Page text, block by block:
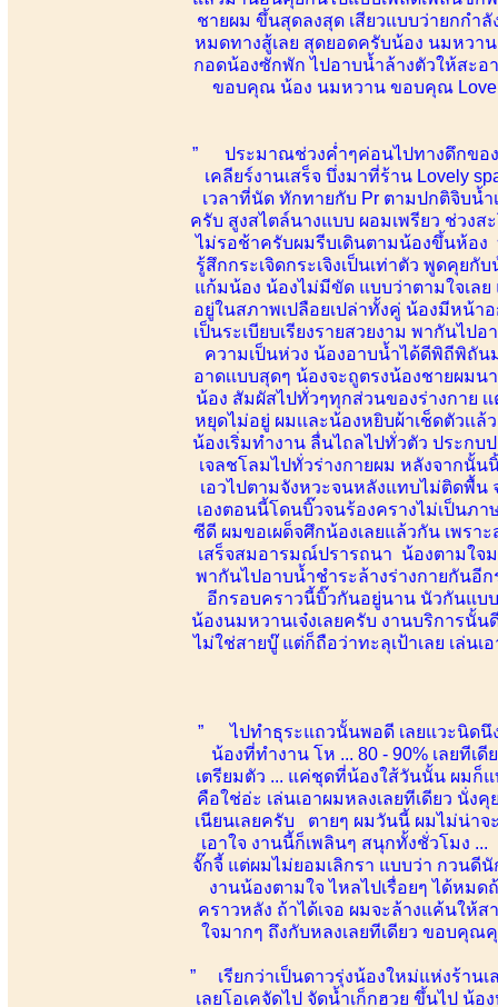
ชายผม ขึ้นสุดลงสุด เสียวแบบว่ายกกำ
หมดทางสู้เลย สุดยอดครับน้อง นมหวา
กอดน้องซักพัก ไปอาบน้ำล้างตัวให้สะ
ขอบคุณ น้อง นมหวาน ขอบคุณ
” ประมาณช่วงค่ำๆค่อนไปทางดึกของ
เคลียร์งานเสร็จ บึ่งมาที่ร้าน Lovely
เวลาที่นัด ทักทายกับ Pr ตามปกติจิบน้
ครับ สูงสไตล์นางแบบ ผอมเพรียว ช่วง
ไม่รอช้าครับผมรีบเดินตามน้องขึ้นห้อง
รู้สึกกระเจิดกระเจิงเป็นเท่าตัว พูดคุย
แก้มน้อง น้องไม่มีขัด แบบว่าตามใจเล
อยู่ในสภาพเปลือยเปล่าทั้งคู่ น้องมีหน้
เป็นระเบียบเรียงรายสวยงาม พากันไป
ความเป็นห่วง น้องอาบน้ำได้ดีพิถีพิถั
อาดเเบบสุดๆ น้องจะถูตรงน้องชายผมน
น้อง สัมผัสไปทั่วๆทุกส่วนของร่างกาย
หยุดไม่อยู่ ผมเเละน้องหยิบผ้าเช็ดตัวเเ
น้องเริ่มทำงาน ลื่นไถลไปทั่วตัว ประก
เจลชโลมไปทั่วร่างกายผม หลังจากนั้
เอวไปตามจังหวะจนหลังแทบไม่ติดพื้น
เองตอนนี้โดนบิ๊วจนร้องครางไม่เป็นภ
ซีดี ผมขอเผด็จศึกน้องเลยแล้วกัน เพรา
เสร็จสมอารมณ์ปรารถนา น้องตามใจ
พากันไปอาบน้ำชำระล้างร่างกายกันอี
อีกรอบคราวนี้บิ๊วกันอยู่นาน นัวกันแบ
น้องนมหวานเจ๋งเลยครับ งานบริการนั้น
ไม่ใช่สายบู๊ แต่ก็ถือว่าทะลุเป้าเลย เล่นเ
” ไปทำธุระแถวนั้นพอดี เลยแวะนิดนึ
น้องที่ทำงาน โห ... 80 - 90% เลยที
เตรียมตัว ... แค่ชุดที่น้องใส้วันนั้น ผมก็
คือใช่อ่ะ เล่นเอาผมหลงเลยทีเดียว นั่
เนียนเลยครับ ตายๆ ผมวันนี้ ผมไม่น่าจ
เอาใจ งานนี้ก็เพลินๆ สนุกทั้งชั่วโมง
จั๊กจี้ แต่ผมไม่ยอมเลิกรา แบบว่า กวนดี
งานน้องตามใจ ไหลไปเรื่อยๆ ได้หม
คราวหลัง ถ้าได้เจอ ผมจะล้างแค้นใ
ใจมากๆ ถึงกับหลงเลยทีเดียว ขอบคุ
” เรียกว่าเป็นดาวรุ่งน้องใหม่แห่งร้าน
เลยโอเคจัดไป จัดน้ำเก็กฮวย ขึ้นไป